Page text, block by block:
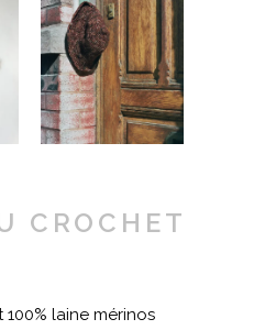
CROCHET
laine mérinos